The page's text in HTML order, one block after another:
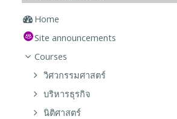
Home
Site announcements
Courses
วิศวกรรมศาสตร์
บริหารธุรกิจ
นิติศาสตร์